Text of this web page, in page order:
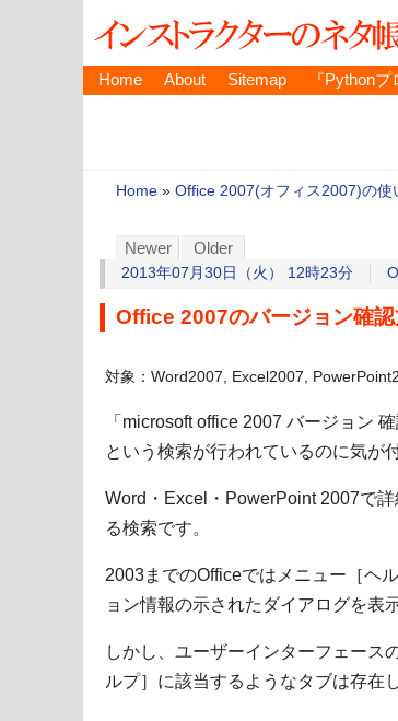
Home About Sitemap 『Python
Home » Office 2007(オフィス2007)の使
Newer Older
2013年07月30日（火） 12時23分
Office 2007のバージョン確
対象：Word2007, Excel2007,
「microsoft office 2007 バージョン 確
という検索が行われているのに気が
Word・Excel・PowerPoint 2007で
る検索です。
2003までのOfficeではメニュー［ヘ
ョン情報の示されたダイアログを表
しかし、ユーザーインターフェース
ルプ］に該当するようなタブは存在